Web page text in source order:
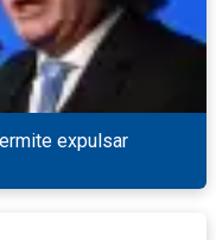
expulsar